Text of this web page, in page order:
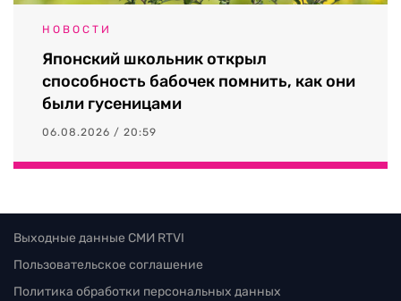
НОВОСТИ
Японский школьник открыл
способность бабочек помнить, как они
были гусеницами
06.08.2026 / 20:59
Выходные данные СМИ RTVI
Пользовательское соглашение
Политика обработки персональных данных